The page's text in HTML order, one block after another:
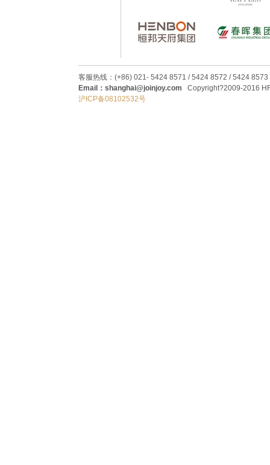
客服热线：(+86) 021- 5424 8571 / 5424 8572 / 5424 8573
Email：shanghai@joinjoy.com Copyright?2009-2016
沪ICP备08102532号